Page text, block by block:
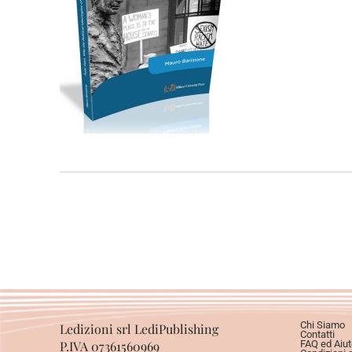
Ledizioni srl LediPublishing
P.IVA 07361560969
Chi Siamo
Contatti
FAQ ed